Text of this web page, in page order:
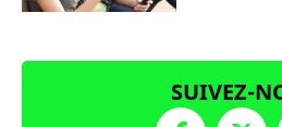
SUIVEZ-